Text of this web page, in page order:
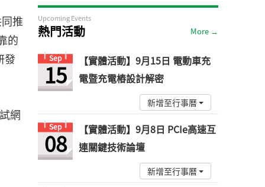
推
的
發
網
Upcoming Events
熱門活動 More →
Sep
15
【實體活動】9月15日 電動車充
電暨充電樁設計解密
新增至行事曆
Sep
08
【實體活動】9月8日 PCIe高速互
連關鍵技術論壇
新增至行事曆